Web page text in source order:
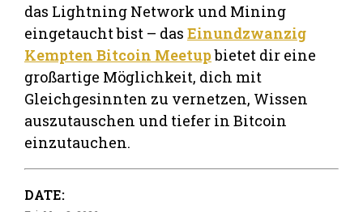
das Lightning Network und Mining
eingetaucht bist – das Einundzwanzig
Kempten Bitcoin Meetupbietet dir eine
großartige Möglichkeit, dich mit
Gleichgesinnten zu vernetzen, Wissen
auszutauschen und tiefer in Bitcoin
einzutauchen.
DATE: